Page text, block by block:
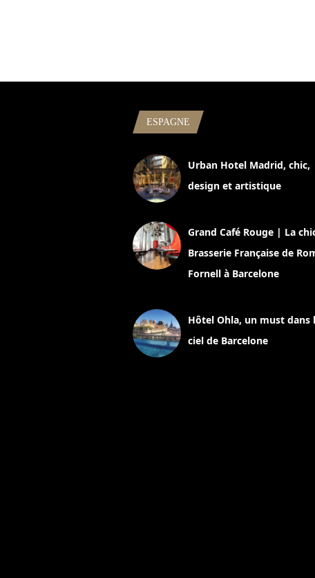
ESPAGNE
Urban Hotel Madrid, chic,
design et artistique
Grand Café Rouge | La
Brasserie Française de
Fornell à Barcelone
Hôtel Ohla, un must dans
ciel de Barcelone